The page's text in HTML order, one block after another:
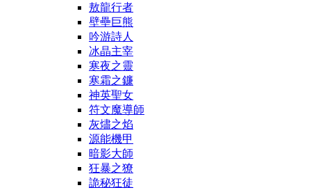
敖龍行者
壁壘巨熊
吟游詩人
冰晶主宰
寒夜之靈
寒霜之鐮
神英聖女
符文魔導師
灰燼之焰
源能機甲
暗影大師
狂暴之獠
詭秘狂徒